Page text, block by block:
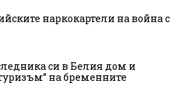
наркокартели на война с
си в Белия дом и
на бременните